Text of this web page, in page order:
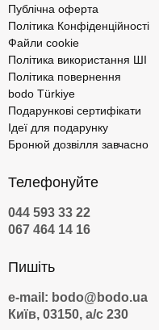
Публічна оферта
Політика Конфіденційності
Файли cookie
Політика використання ШІ
Політика повернення
bodo Türkiye
Подарункові сертифікати
Ідеї для подарунку
Бронюй дозвілля завчасно
Телефонуйте
044 593 33 22
067 464 14 16
Пишіть
e-mail: bodo@bodo.ua
Київ, 03150, а/с 230